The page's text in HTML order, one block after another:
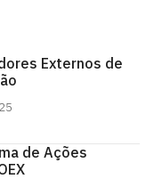
Externos de
de Ações